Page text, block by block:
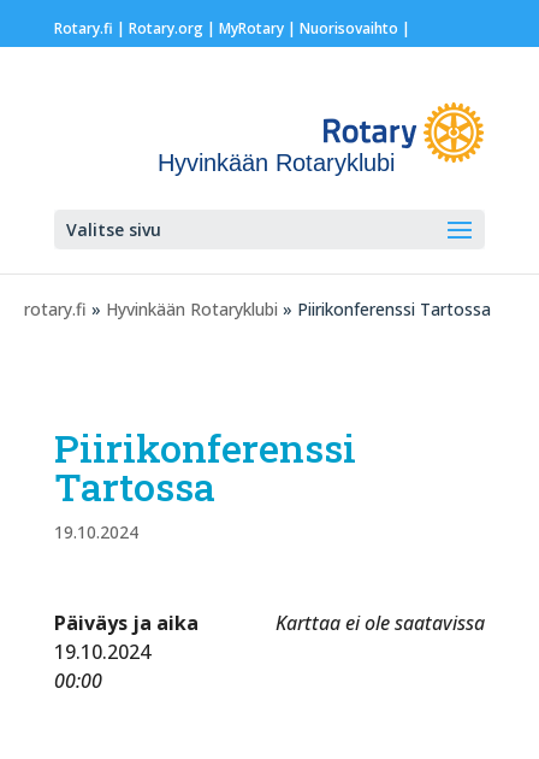
Rotary.fi | Rotary.org| MyRotary | Nuorisovaihto |
Hyvinkään Rotaryklubi
Valitse sivu
rotary.fi » Hyvinkään Rotaryklubi » Piirikonferenssi Tartossa
Piirikonferenssi
Tartossa
19.10.2024
Karttaa ei ole saatavissa
Päiväys ja aika
19.10.2024
00:00